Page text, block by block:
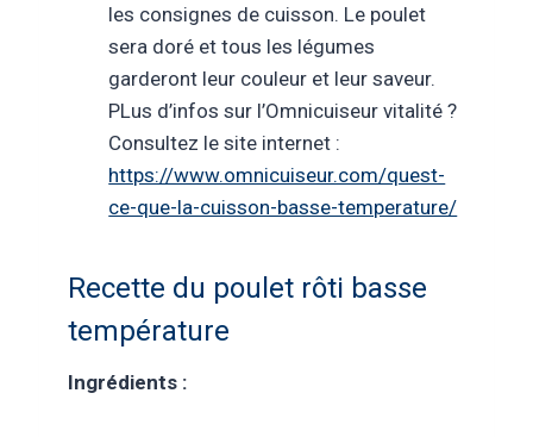
les consignes de cuisson. Le poulet
sera doré et tous les légumes
garderont leur couleur et leur saveur.
PLus d’infos sur l’Omnicuiseur vitalité ?
Consultez le site internet :
https://www.omnicuiseur.com/quest-
ce-que-la-cuisson-basse-temperature/
Recette du poulet rôti basse
température
Ingrédients :